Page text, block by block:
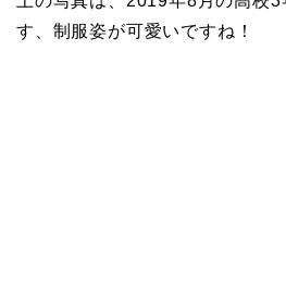
す、制服姿が可愛いですね！